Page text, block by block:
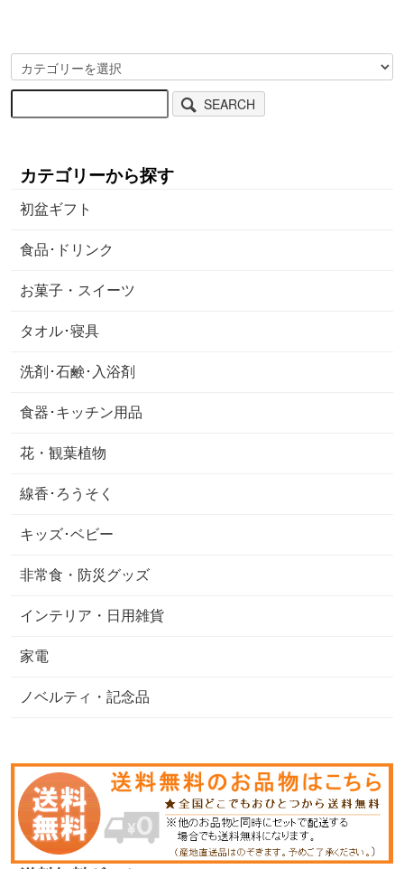
SEARCH
カテゴリーから探す
初盆ギフト
食品･ドリンク
お菓子・スイーツ
タオル･寝具
洗剤･石鹸･入浴剤
食器･キッチン用品
花・観葉植物
線香･ろうそく
キッズ･ベビー
非常食・防災グッズ
インテリア・日用雑貨
家電
ノベルティ・記念品